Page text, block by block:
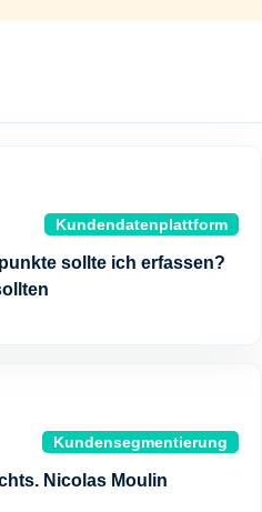
Kundendatenplattform
sollte ich erfassen?
Kundensegmentierung
Nicolas Moulin